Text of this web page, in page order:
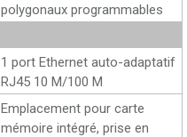
polygonaux programmables
1 port Ethernet auto-adaptatif
RJ45 10 M/100 M
Emplacement pour carte
mémoire intégré, prise en